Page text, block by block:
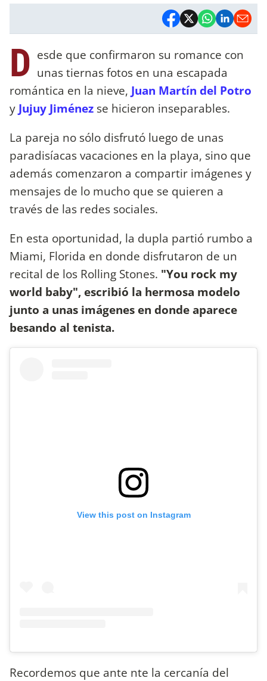
D esde que confirmaron su romance con
unas tiernas fotos en una escapada
romántica en la nieve, Juan Martín del Potro
y Jujuy Jiménez se hicieron inseparables.
La pareja no sólo disfrutó luego de unas
paradisíacas vacaciones en la playa, sino que
además comenzaron a compartir imágenes y
mensajes de lo mucho que se quieren a
través de las redes sociales.
En esta oportunidad, la dupla partió rumbo a
Miami, Florida en donde disfrutaron de un
recital de los Rolling Stones. "You rock my
world baby", escribió la hermosa modelo
junto a unas imágenes en donde aparece
besando al tenista.
View this post on Instagram
Recordemos que ante nte la cercanía del